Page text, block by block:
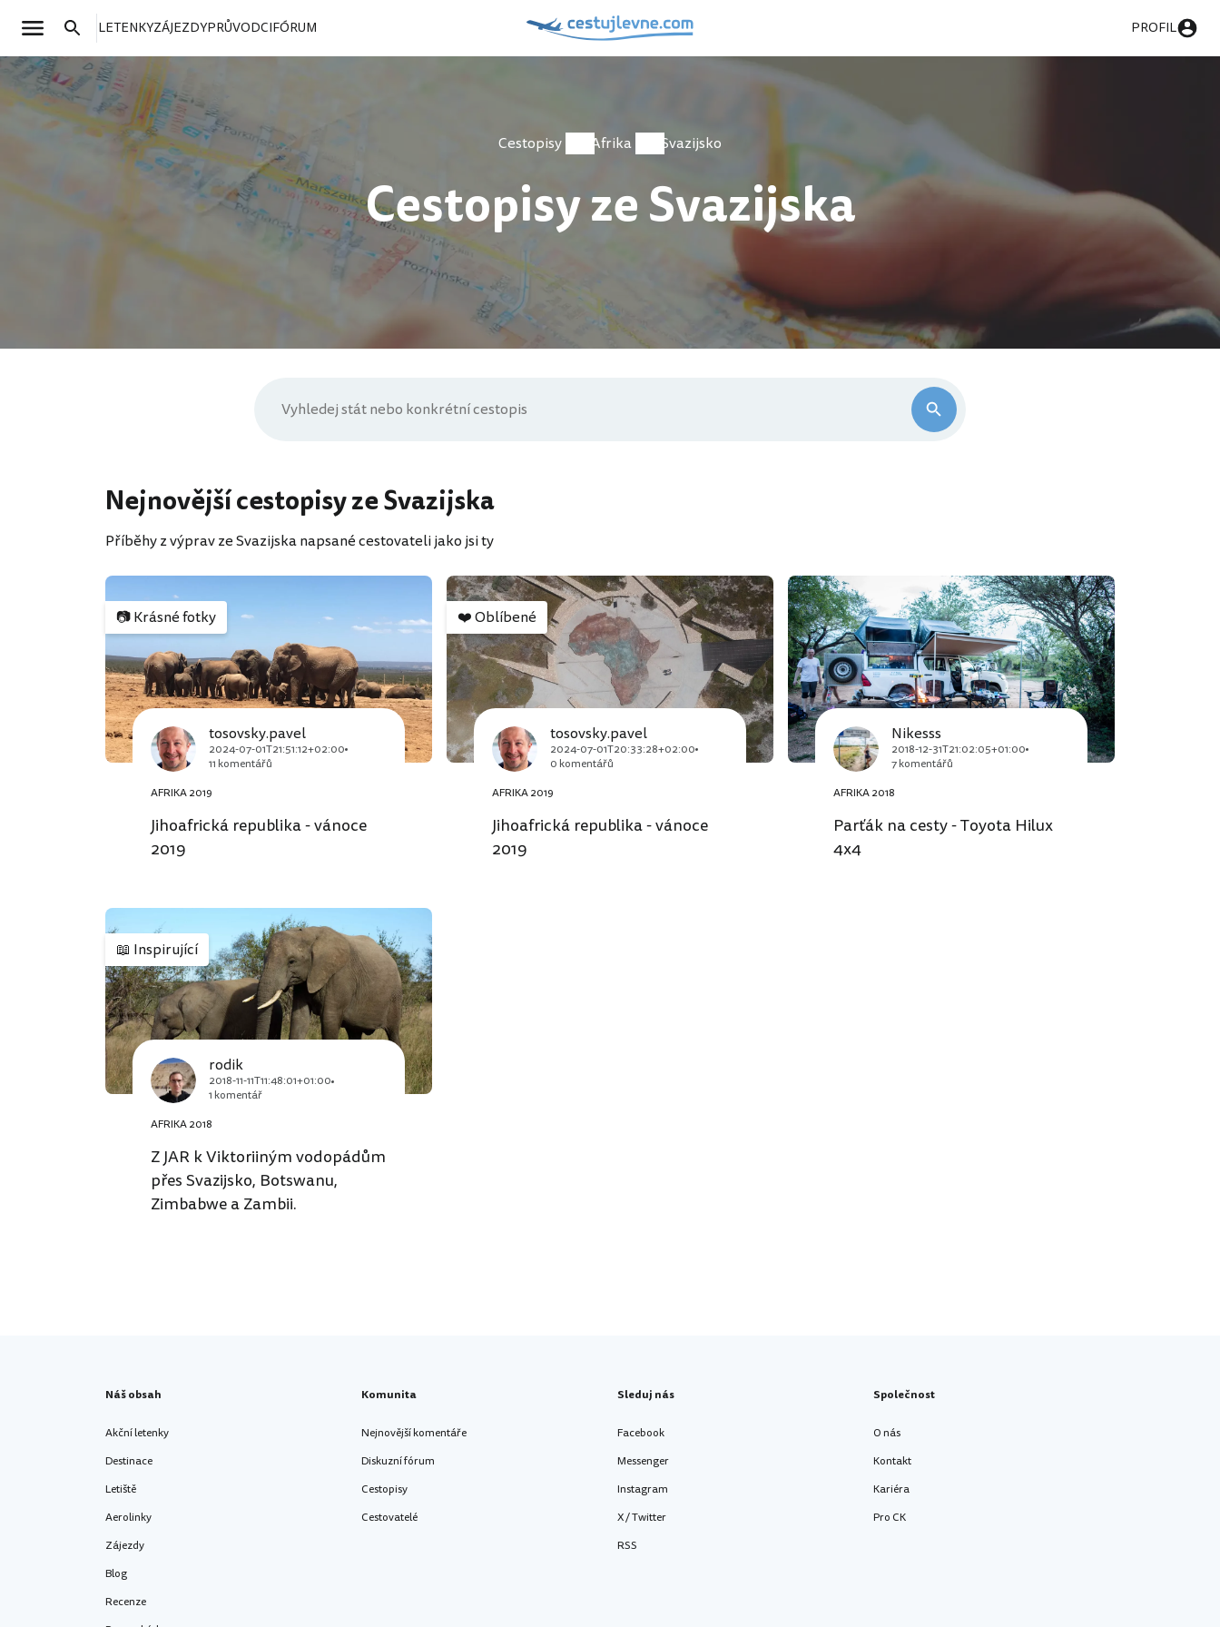
LETENKYZÁJEZDYPRŮVODCIFÓRUM PROFIL
Cestopisy Afrika Svazijsko
Cestopisy ze Svazijska
Nejnovější cestopisy ze Svazijska
Příběhy z výprav ze Svazijska napsané cestovateli jako jsi ty
tosovsky.pavel
2024-07-01T21:51:12+02:00
11 komentářů
AFRIKA 2019
Jihoafrická republika - vánoce
2019
📷Krásné fotky
tosovsky.pavel
2024-07-01T20:33:28+02:00
0 komentářů
AFRIKA 2019
Jihoafrická republika - vánoce
2019
❤️Oblíbené
Nikesss
2018-12-31T21:02:05+01:00
7 komentářů
AFRIKA 2018
Parťák na cesty - Toyota Hilux
4x4
rodik
2018-11-11T11:48:01+01:00
1 komentář
AFRIKA 2018
Z JAR k Viktoriiným vodopádům
přes Svazijsko, Botswanu,
Zimbabwe a Zambii.
📖 Inspirující
Náš obsah
Akční letenky
Destinace
Letiště
Aerolinky
Zájezdy
Blog
Recenze
Komunita
Nejnovější komentáře
Diskuzní fórum
Cestopisy
Cestovatelé
Sleduj nás
Facebook
Messenger
Instagram
X / Twitter
RSS
Společnost
O nás
Kontakt
Kariéra
Pro CK